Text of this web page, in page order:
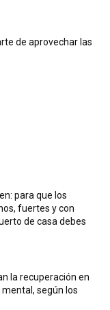
de aprovechar las
para que los
fuertes y con
de casa debes
la recuperación en
según los